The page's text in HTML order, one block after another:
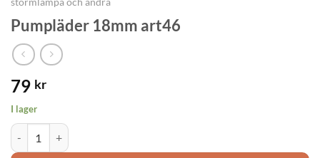
Pumpläder 18mm art46
79 kr
I lager
Pumpläder 18mm art46 mängd